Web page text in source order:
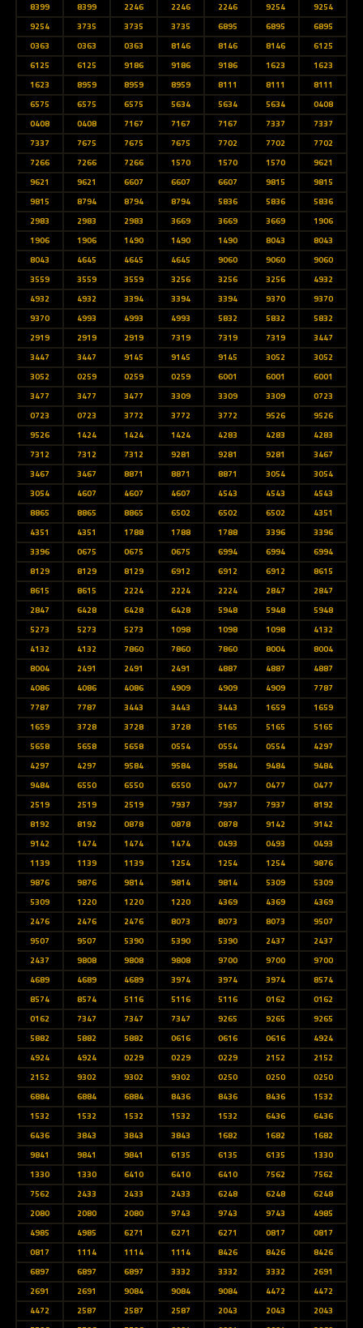
8399
8399 2246 2246 2246 9254
9254
9254
3735 3735 3735 6895 6895
6895
0363
0363 0363 8146 8146 8146
6125
6125
6125 9186 9186 9186 1623
1623
1623
8959 8959 8959 8111 8111
8111
6575
6575 6575 5634 5634 5634
0408
0408
0408 7167 7167 7167 7337
7337
7337
7675 7675 7675 7702 7702
7702
7266
7266 7266 1570 1570 1570
9621
9621
9621 6607 6607 6607 9815
9815
9815
8794 8794 8794 5836 5836
5836
2983
2983 2983 3669 3669 3669
1906
1906
1906 1490 1490 1490 8043
8043
8043
4645 4645 4645 9060 9060
9060
3559
3559 3559 3256 3256 3256
4932
4932
4932 3394 3394 3394 9370
9370
9370
4993 4993 4993 5832 5832
5832
2919
2919 2919 7319 7319 7319
3447
3447
3447 9145 9145 9145 3052
3052
3052
0259 0259 0259 6001 6001
6001
3477
3477 3477 3309 3309 3309
0723
0723
0723 3772 3772 3772 9526
9526
9526
1424 1424 1424 4283 4283
4283
7312
7312 7312 9281 9281 9281
3467
3467
3467 8871 8871 8871 3054
3054
3054
4607 4607 4607 4543 4543
4543
8865
8865 8865 6502 6502 6502
4351
4351
4351 1788 1788 1788 3396
3396
3396
0675 0675 0675 6994 6994
6994
8129
8129 8129 6912 6912 6912
8615
8615
8615 2224 2224 2224 2847
2847
2847
6428 6428 6428 5948 5948
5948
5273
5273 5273 1098 1098 1098
4132
4132
4132 7860 7860 7860 8004
8004
8004
2491 2491 2491 4887 4887
4887
4086
4086 4086 4909 4909 4909
7787
7787
7787 3443 3443 3443 1659
1659
1659
3728 3728 3728 5165 5165
5165
5658
5658 5658 0554 0554 0554
4297
4297
4297 9584 9584 9584 9484
9484
9484
6550 6550 6550 0477 0477
0477
2519
2519 2519 7937 7937 7937
8192
8192
8192 0878 0878 0878 9142
9142
9142
1474 1474 1474 0493 0493
0493
1139
1139 1139 1254 1254 1254
9876
9876
9876 9814 9814 9814 5309
5309
5309
1220 1220 1220 4369 4369
4369
2476
2476 2476 8073 8073 8073
9507
9507
9507 5390 5390 5390 2437
2437
2437
9808 9808 9808 9700 9700
9700
4689
4689 4689 3974 3974 3974
8574
8574
8574 5116 5116 5116 0162
0162
0162
7347 7347 7347 9265 9265
9265
5882
5882 5882 0616 0616 0616
4924
4924
4924 0229 0229 0229 2152
2152
2152
9302 9302 9302 0250 0250
0250
6884
6884 6884 8436 8436 8436
1532
1532
1532 1532 1532 1532 6436
6436
6436
3843 3843 3843 1682 1682
1682
9841
9841 9841 6135 6135 6135
1330
1330
1330 6410 6410 6410 7562
7562
7562
2433 2433 2433 6248 6248
6248
2080
2080 2080 9743 9743 9743
4985
4985
4985 6271 6271 6271 0817
0817
0817
1114 1114 1114 8426 8426
8426
6897
6897 6897 3332 3332 3332
2691
2691
2691 9084 9084 9084 4472
4472
4472
2587 2587 2587 2043 2043
2043